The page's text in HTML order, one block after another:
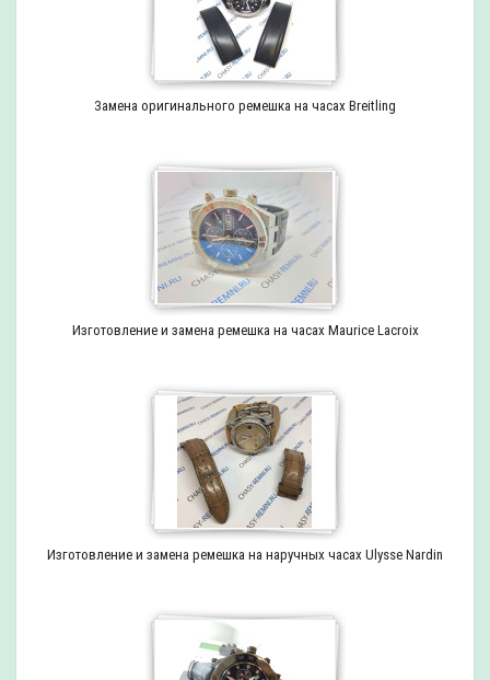
Замена оригинального ремешка на часах Breitling
Изготовление и замена ремешка на часах Maurice Lacroix
Изготовление и замена ремешка на наручных часах Ulysse Nardin